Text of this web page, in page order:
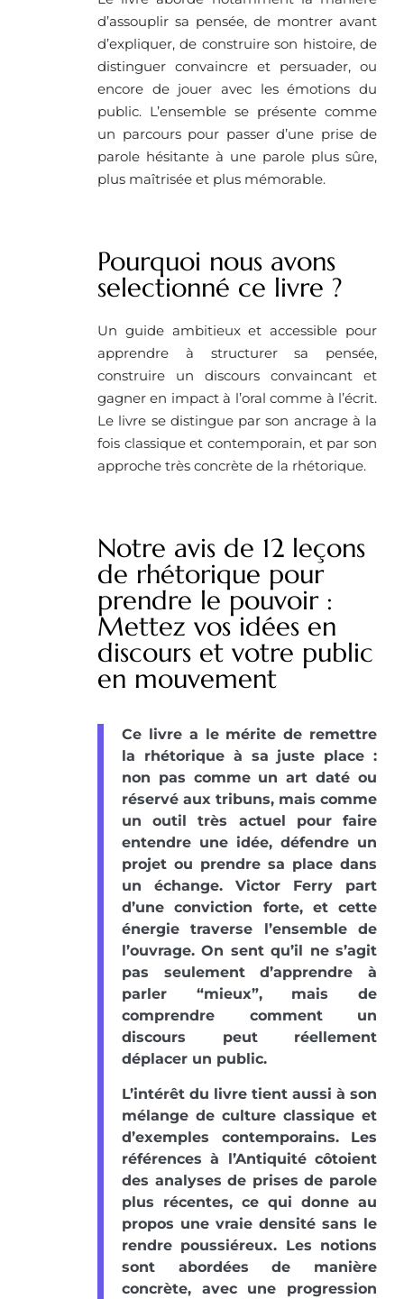
d’assouplir sa pensée, de montrer avant
d’expliquer, de construire son histoire, de
distinguer convaincre et persuader, ou
encore de jouer avec les émotions du
public. L’ensemble se présente comme
un parcours pour passer d’une prise de
parole hésitante à une parole plus sûre,
plus maîtrisée et plus mémorable.
Pourquoi nous avons
selectionné ce livre ?
Un guide ambitieux et accessible pour
apprendre à structurer sa pensée,
construire un discours convaincant et
gagner en impact à l’oral comme à l’écrit.
Le livre se distingue par son ancrage à la
fois classique et contemporain, et par son
approche très concrète de la rhétorique.
Notre avis de 12 leçons
de rhétorique pour
prendre le pouvoir :
Mettez vos idées en
discours et votre public
en mouvement
Ce livre a le mérite de remettre
la rhétorique à sa juste place :
non pas comme un art daté ou
réservé aux tribuns, mais comme
un outil très actuel pour faire
entendre une idée, défendre un
projet ou prendre sa place dans
un échange. Victor Ferry part
d’une conviction forte, et cette
énergie traverse l’ensemble de
l’ouvrage. On sent qu’il ne s’agit
pas seulement d’apprendre à
parler “mieux”, mais de
comprendre comment un
discours peut réellement
déplacer un public.
L’intérêt du livre tient aussi à son
mélange de culture classique et
d’exemples contemporains. Les
références à l’Antiquité côtoient
des analyses de prises de parole
plus récentes, ce qui donne au
propos une vraie densité sans le
rendre poussiéreux. Les notions
sont abordées de manière
concrète, avec une progression